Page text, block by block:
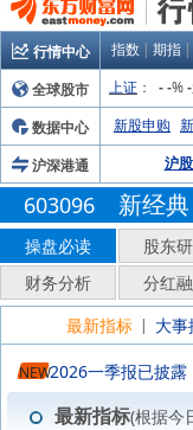
行情中心 指数 | 期指 |
全球股市
上证 ： - -%
数据中心
新股申购
沪深港通
沪
603096 新经典
操盘必读
股东
财务分析
分红
最新指标 | 大事
NEW2026一季报已披露
最新指标(根据今